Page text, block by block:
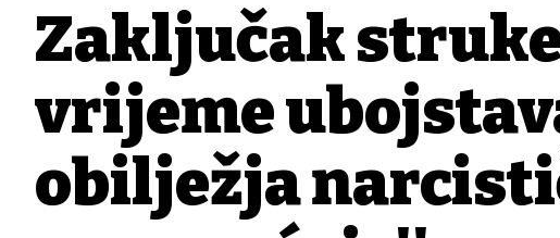
Zaključak
vrijeme
obilježja